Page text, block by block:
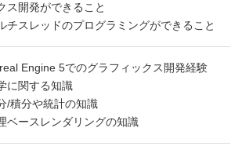
ス開発ができること
チスレッドのプログラミングができること
Engine 5でのグラフィックス開発経験
に関する知識
/積分や統計の知識
ベースレンダリングの知識